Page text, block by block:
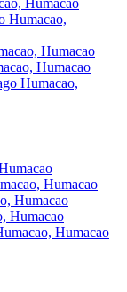
Humacao
Humacao,
Humacao
Humacao
Humacao,
Humacao
Humacao
Humacao
Humacao